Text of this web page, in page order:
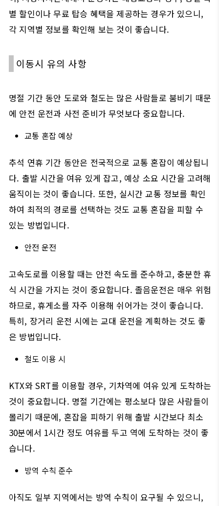
별 할인이나 무료 탑승 혜택을 제공하는 경우가 있으니,
각 지역별 정보를 확인해 보는 것이 좋습니다.
이동시 유의 사항
명절 기간 동안 도로와 철도는 많은 사람들로 붐비기 때문
에 안전 운전과 사전 준비가 무엇보다 중요합니다.
교통 혼잡 예상
추석 연휴 기간 동안은 전국적으로 교통 혼잡이 예상됩니
다. 출발 시간을 여유 있게 잡고, 예상 소요 시간을 고려해
움직이는 것이 좋습니다. 또한, 실시간 교통 정보를 확인
하여 최적의 경로를 선택하는 것도 교통 혼잡을 피할 수
있는 방법입니다.
안전 운전
고속도로를 이용할 때는 안전 속도를 준수하고, 충분한 휴
식 시간을 가지는 것이 중요합니다. 졸음운전은 매우 위험
하므로, 휴게소를 자주 이용해 쉬어가는 것이 좋습니다.
특히, 장거리 운전 시에는 교대 운전을 계획하는 것도 좋
은 방법입니다.
철도 이용 시
KTX와 SRT를 이용할 경우, 기차역에 여유 있게 도착하는
것이 중요합니다. 명절 기간에는 평소보다 많은 사람들이
몰리기 때문에, 혼잡을 피하기 위해 출발 시간보다 최소
30분에서 1시간 정도 여유를 두고 역에 도착하는 것이 좋
습니다.
방역 수칙 준수
아직도 일부 지역에서는 방역 수칙이 요구될 수 있으니,